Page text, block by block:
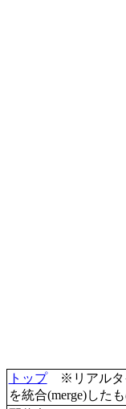
トップ※リアルタ
を統合(merge)した